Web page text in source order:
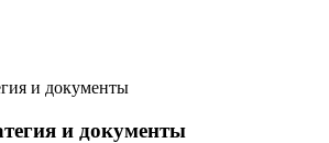
и документы
и документы